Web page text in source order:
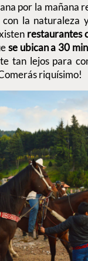
por la mañana
la
restaurantes
se ubican a 30
tan lejos para
riquísimo!